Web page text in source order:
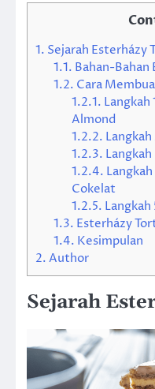
1. Sejarah Esterházy
1.1. Bahan-Bahan
1.2. Cara
1.2.1. Langkah
Almond
1.2.2.
1.2.3.
1.2.4.
Cokelat
1.2.5. Langkah
1.3. Esterházy
1.4. Kesimpulan
2.Author
Sejarah